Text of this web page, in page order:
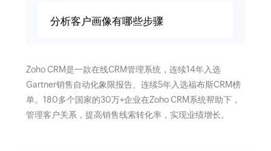
分析客户画像有哪些步骤
Zoho CRM是一款在线CRM管理系统，连续14年入选
Gartner销售自动化象限报告、连续5年入选福布斯CRM榜
单。180多个国家的30万+企业在Zoho CRM系统帮助下，
管理客户关系，提高销售线索转化率，实现业绩增长。